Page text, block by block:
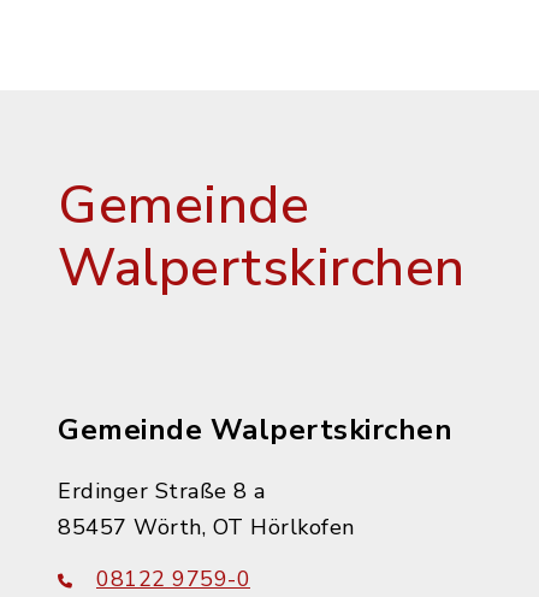
Gemeinde
Walpertskirchen
Gemeinde Walpertskirchen
Erdinger Straße 8 a
85457 Wörth, OT Hörlkofen
08122 9759-0